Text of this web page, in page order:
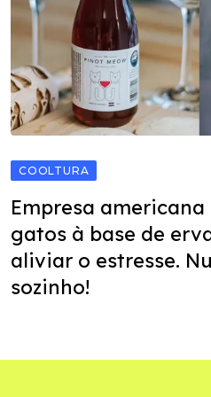
COOLTURA
Empresa
gatos à base de
aliviar o estresse.
sozinho!